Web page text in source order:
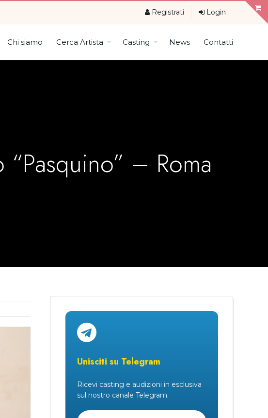
Registrati Login
Chi siamo Cerca Artista Casting News Contatti
– Roma
Unisciti su Telegram
Ricevi casting e audizioni in esclusiva
sul nostro canale Telegram.